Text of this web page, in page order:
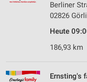
Berliner
02826
Heute
186,93 km
Ernsting's